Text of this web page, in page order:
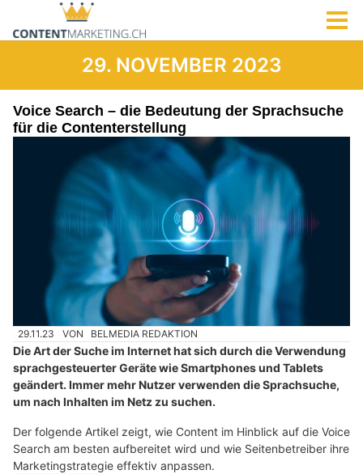
29. NOVEMBER 2023
Voice Search – die Bedeutung der Sprachsuche
für die Contenterstellung
29.11.23 VON BELMEDIA REDAKTION
Die Art der Suche im Internet hat sich durch die Verwendung
sprachgesteuerter Geräte wie Smartphones und Tablets
geändert. Immer mehr Nutzer verwenden die Sprachsuche,
um nach Inhalten im Netz zu suchen.
Der folgende Artikel zeigt, wie Content im Hinblick auf die Voice
Search am besten aufbereitet wird und wie Seitenbetreiber ihre
Marketingstrategie effektiv anpassen.